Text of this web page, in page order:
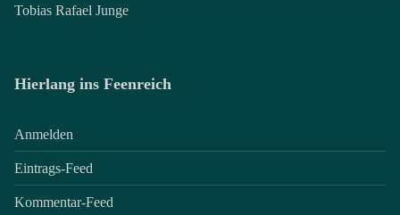
Tobias Rafael Junge
Hierlang ins Feenreich
Anmelden
Eintrags-Feed
Kommentar-Feed